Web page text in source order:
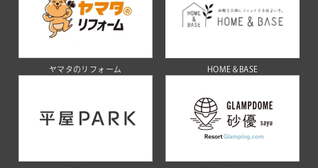
ヤマタのリフォーム HOME＆BASE